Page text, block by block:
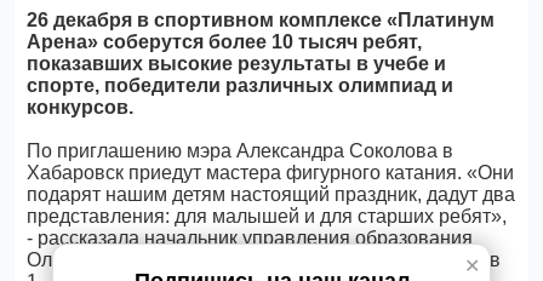
26 декабря в спортивном комплексе «Платинум
Арена» соберутся более 10 тысяч ребят,
показавших высокие результаты в учебе и
спорте, победители различных олимпиад и
конкурсов.
По приглашению мэра Александра Соколова в
Хабаровск приедут мастера фигурного катания. «Они
подарят нашим детям настоящий праздник, дадут два
представления: для малышей и для старших ребят»,
- рассказала начальник управления образования
Ольга Тен. Волшебная ледовая сказка для учеников
✕